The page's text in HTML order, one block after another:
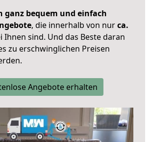
ganz bequem und einfach
, die innerhalb von nurca.
Ihnen sind. Und das Beste daran
zu erschwinglichen Preisen
Angebote erhalten